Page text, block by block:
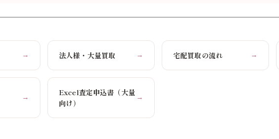
→ 法人様・大量買取 → 宅配買取の流れ →
→
Excel査定申込書（大量
向け）
→